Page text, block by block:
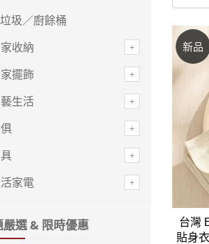
平
湯
鍋
新品
台灣
貼身
垃圾／廚餘桶
收納
擺飾
藝生活
家電
嚴選 & 限時優惠